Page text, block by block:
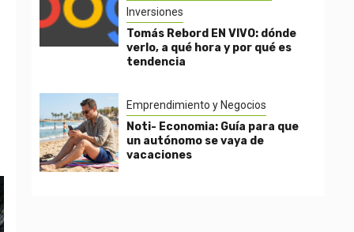
Inversiones
Tomás Rebord EN VIVO: dónde
verlo, a qué hora y por qué es
tendencia
Emprendimiento y Negocios
Noti- Economia: Guía para que
un autónomo se vaya de
vacaciones